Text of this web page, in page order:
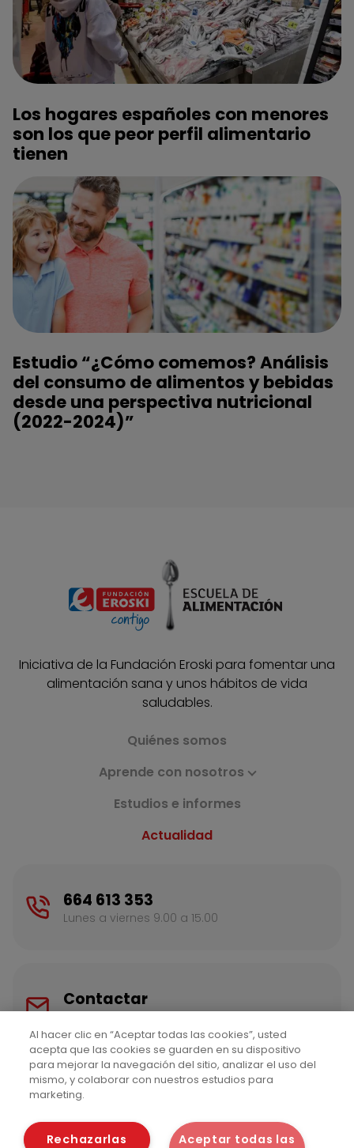
Los hogares españoles con menores
son los que peor perfil alimentario
tienen
Estudio “¿Cómo comemos? Análisis
del consumo de alimentos y bebidas
desde una perspectiva nutricional
(2022-2024)”
Iniciativa de la Fundación Eroski para fomentar una
alimentación sana y unos hábitos de vida
saludables.
Quiénes somos
Aprende con nosotros
Estudios e informes
Actualidad
664 613 353
Lunes a viernes 9.00 a 15.00
Contactar
Al hacer clic en “Aceptar todas las cookies”, usted
acepta que las cookies se guarden en su dispositivo
para mejorar la navegación del sitio, analizar el uso del
mismo, y colaborar con nuestros estudios para
marketing.
Aceptar todas las
Rechazarlas